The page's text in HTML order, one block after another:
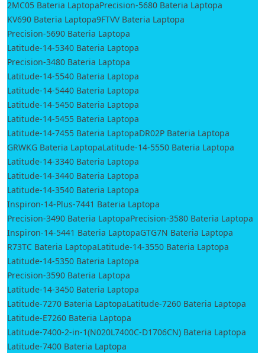
2MC05 Bateria LaptopaPrecision-5680 Bateria Laptopa
KV690 Bateria Laptopa9FTVV Bateria Laptopa
Precision-5690 Bateria Laptopa
Latitude-14-5340 Bateria Laptopa
Precision-3480 Bateria Laptopa
Latitude-14-5540 Bateria Laptopa
Latitude-14-5440 Bateria Laptopa
Latitude-14-5450 Bateria Laptopa
Latitude-14-5455 Bateria Laptopa
Latitude-14-7455 Bateria LaptopaDR02P Bateria Laptopa
GRWKG Bateria LaptopaLatitude-14-5550 Bateria Laptopa
Latitude-14-3340 Bateria Laptopa
Latitude-14-3440 Bateria Laptopa
Latitude-14-3540 Bateria Laptopa
Inspiron-14-Plus-7441 Bateria Laptopa
Precision-3490 Bateria LaptopaPrecision-3580 Bateria Laptopa
Inspiron-14-5441 Bateria LaptopaGTG7N Bateria Laptopa
R73TC Bateria LaptopaLatitude-14-3550 Bateria Laptopa
Latitude-14-5350 Bateria Laptopa
Precision-3590 Bateria Laptopa
Latitude-14-3450 Bateria Laptopa
Latitude-7270 Bateria LaptopaLatitude-7260 Bateria Laptopa
Latitude-E7260 Bateria Laptopa
Latitude-7400-2-in-1(N020L7400C-D1706CN) Bateria Laptopa
Latitude-7400 Bateria Laptopa